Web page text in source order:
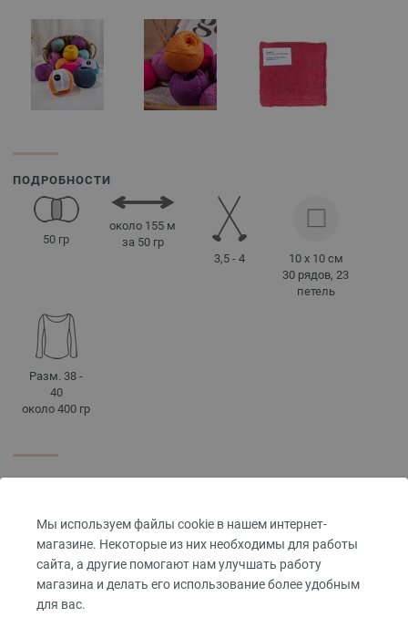
Мы используем файлы cookie в нашем интернет-
магазине. Некоторые из них необходимы для работы
сайта, а другие помогают нам улучшать работу
магазина и делать его использование более удобным
для вас.
ПОДРОБНОСТИ
50 гр
около 155 м
за 50 гр
3,5 - 4
10 x 10 см
30 рядов, 23
петель
Разм. 38 -
40
около 400 гр
СОВЕТЫ ПО УХОДУ
Запрещена
сушилке
для белья
Сушить в
виде
Не
Гладить при
низкой
температуре